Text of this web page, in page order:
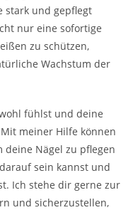
stark und gepflegt
nur eine sofortige
zu schützen,
Wachstum der
fühlst und deine
meiner Hilfe können
deine Nägel zu pflegen
sein kannst und
Ich stehe dir gerne zur
und sicherzustellen,